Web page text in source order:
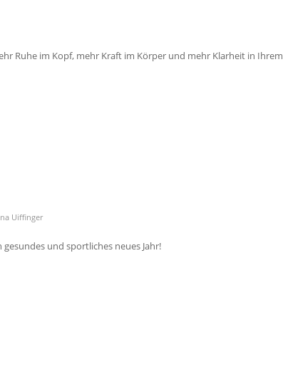
Ruhe im Kopf, mehr Kraft im Körper und mehr Klarheit in Ihrem
Uiffinger
und sportliches neues Jahr!